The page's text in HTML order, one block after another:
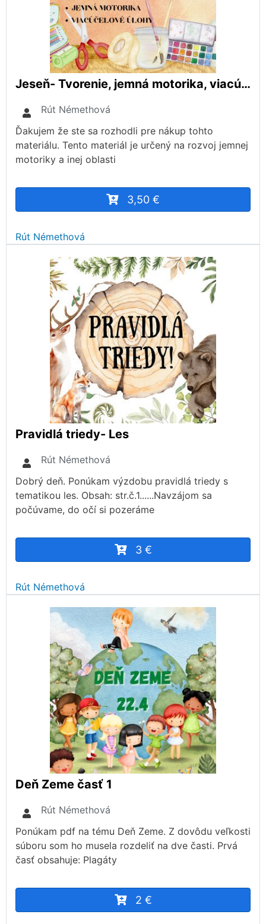
Jeseň- Tvorenie, jemná motorika, viacúčelové aktivity
Rút Némethová
Ďakujem že ste sa rozhodli pre nákup tohto
materiálu. Tento materiál je určený na rozvoj jemnej
motoriky a inej oblasti
3,50 €
Rút Némethová
Pravidlá triedy- Les
Rút Némethová
Dobrý deň. Ponúkam výzdobu pravidlá triedy s
tematikou les. Obsah: str.č.1......Navzájom sa
počúvame, do očí si pozeráme
3 €
Rút Némethová
Deň Zeme časť 1
Rút Némethová
Ponúkam pdf na tému Deň Zeme. Z dovôdu veľkosti
súboru som ho musela rozdeliť na dve časti. Prvá
časť obsahuje: Plagáty
2 €